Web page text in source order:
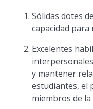
Sólidas dotes
capacidad
Excelentes
y mantener
estudiantes, el
miembros de